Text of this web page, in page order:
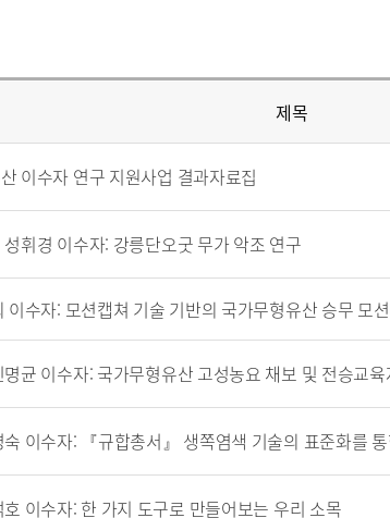
제목
이수자 연구 지원사업 결과자료집
휘경 이수자: 강릉단오굿 무가 악조 연구
수자: 모션캡쳐 기술 기반의 국가무형유산 승무 모
균 이수자: 국가무형유산 고성농요 채보 및 전승교
이수자: 『규합총서』 생쪽염색 기술의 표준화를
이수자: 한 가지 도구로 만들어보는 우리 소목